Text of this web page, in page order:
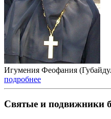
Игумения Феофания
подробнее
Святые и подвижники